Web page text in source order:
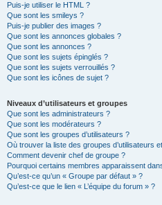
Puis-je utiliser le HTML ?
Que sont les smileys ?
Puis-je publier des images ?
Que sont les annonces globales ?
Que sont les annonces ?
Que sont les sujets épinglés ?
Que sont les sujets verrouillés ?
Que sont les icônes de sujet ?
Niveaux d’utilisateurs et groupes
Que sont les administrateurs ?
Que sont les modérateurs ?
Que sont les groupes d’utilisateurs ?
Où trouver la liste des groupes d’utilisateurs
Comment devenir chef de groupe ?
Pourquoi certains membres apparaissent
Qu’est-ce qu’un « Groupe par défaut » ?
Qu’est-ce que le lien « L’équipe du forum » ?